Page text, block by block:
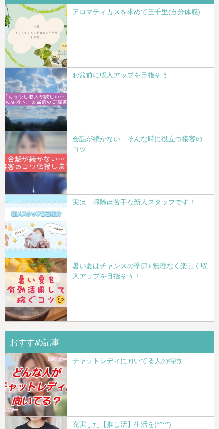
アロマティカスを求めて三千里(自分体感)
お盆前に収入アップを目指そう
会話が続かない…そんな時に役立つ接客の
コツ
実は…掃除は苦手な新人スタッフです！
暑い夏はチャンスの季節♪ 無理なく楽しく収
入アップを目指そう！
おすすめ記事
チャットレディに向いてる人の特徴
充実した【推し活】生活を(*^^*)